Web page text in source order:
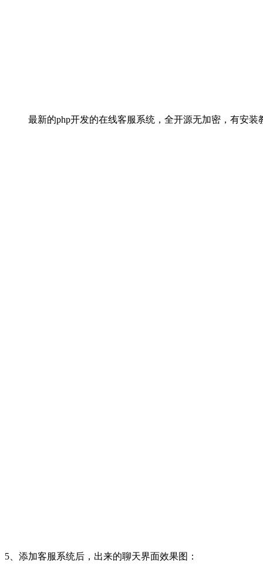
最新的php开发的在线客服系统，全开源无加密，有安装
5、添加客服系统后，出来的聊天界面效果图：